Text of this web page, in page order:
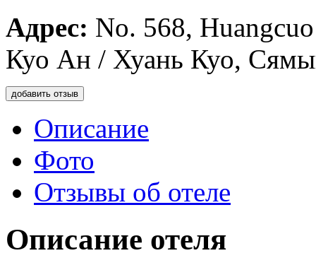
Адрес: No. 568,
Куо Ан / Хуань Куо,
добавить отзыв
Описание
Фото
Отзывы об отеле
Описание отеля